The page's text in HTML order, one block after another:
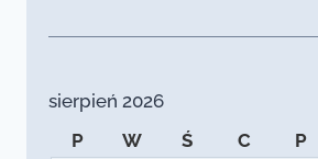
sierpień 2026
P
W Ś C P